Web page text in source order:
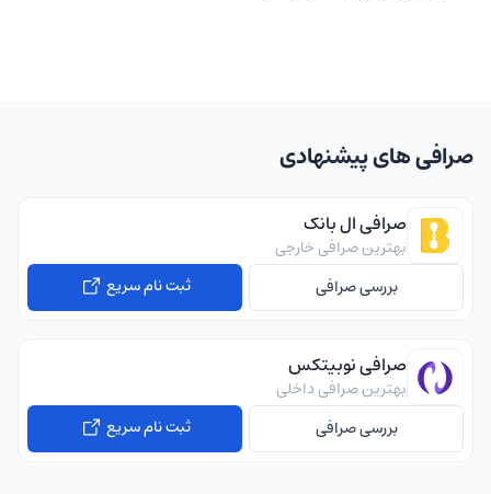
صرافی های پیشنهادی
صرافی ال بانک
بهترین صرافی خارجی
بررسی صرافی
ثبت نام سریع
صرافی نوبیتکس
بهترین صرافی داخلی
بررسی صرافی
ثبت نام سریع